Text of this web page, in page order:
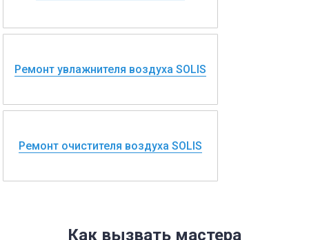
Ремонт увлажнителя воздуха SOLIS
Ремонт очистителя воздуха SOLIS
Как вызвать мастера